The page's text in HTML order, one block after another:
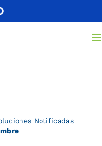
Notificadas